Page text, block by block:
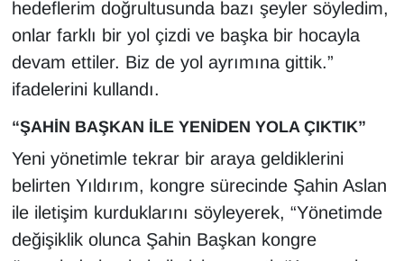
hedeflerim doğrultusunda bazı şeyler söyledim,
onlar farklı bir yol çizdi ve başka bir hocayla
devam ettiler. Biz de yol ayrımına gittik.”
ifadelerini kullandı.
“ŞAHİN BAŞKAN İLE YENİDEN YOLA ÇIKTIK”
Yeni yönetimle tekrar bir araya geldiklerini
belirten Yıldırım, kongre sürecinde Şahin Aslan
ile iletişim kurduklarını söyleyerek, “Yönetimde
değişiklik olunca Şahin Başkan kongre
Vasıta
YAŞAM
YEREL